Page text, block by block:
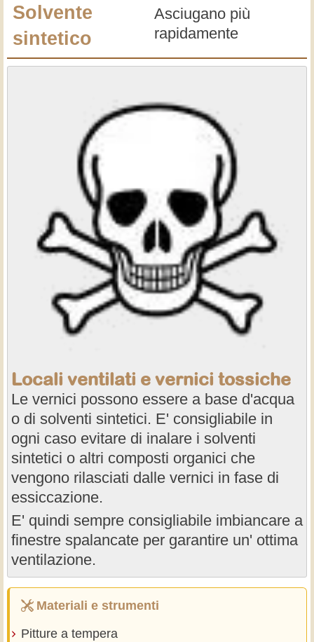
Solvente
sintetico
Asciugano più
rapidamente
Locali ventilati e vernici tossiche
Le vernici possono essere a base d'acqua
o di solventi sintetici. E' consigliabile in
ogni caso evitare di inalare i solventi
sintetici o altri composti organici che
vengono rilasciati dalle vernici in fase di
essiccazione.
E' quindi sempre consigliabile imbiancare a
finestre spalancate per garantire un' ottima
ventilazione.
Materiali e strumenti
Pitture a tempera